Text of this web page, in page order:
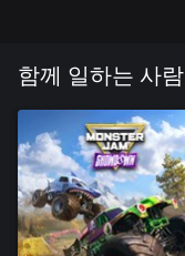
함께 일하는 사람